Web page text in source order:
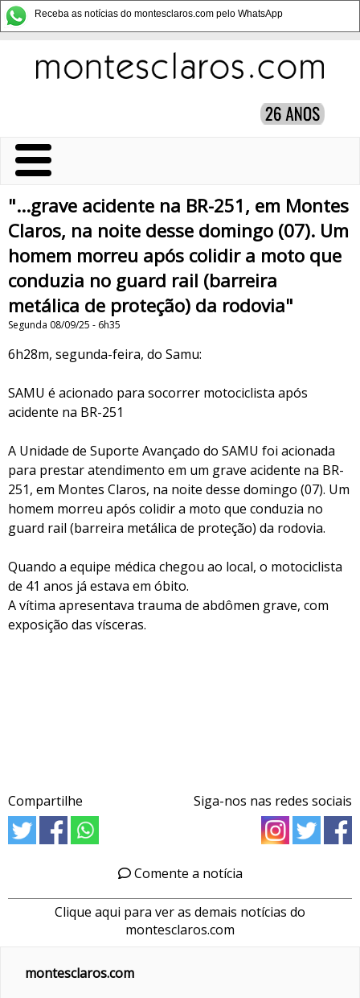
Receba as notícias do montesclaros.com pelo WhatsApp
"...grave acidente na BR-251, em Montes
Claros, na noite desse domingo (07). Um
homem morreu após colidir a moto que
conduzia no guard rail (barreira
metálica de proteção) da rodovia"
Segunda 08/09/25 - 6h35
6h28m, segunda-feira, do Samu:
SAMU é acionado para socorrer motociclista após
acidente na BR-251
A Unidade de Suporte Avançado do SAMU foi acionada
para prestar atendimento em um grave acidente na BR-
251, em Montes Claros, na noite desse domingo (07). Um
homem morreu após colidir a moto que conduzia no
guard rail (barreira metálica de proteção) da rodovia.
Quando a equipe médica chegou ao local, o motociclista
de 41 anos já estava em óbito.
A vítima apresentava trauma de abdômen grave, com
exposição das vísceras.
Compartilhe Siga-nos nas redes sociais
Comente a notícia
Clique aqui para ver as demais notícias do
montesclaros.com
montesclaros.com